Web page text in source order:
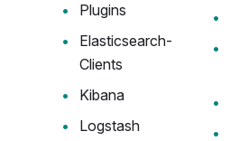
Plugins
Elasticsearch-
Clients
Kibana
Logstash